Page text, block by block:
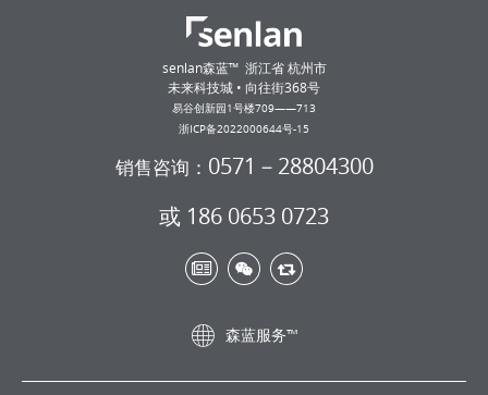
senlan森蓝™ 浙江省 杭州市
未来科技城 • 向往街368号
易谷创新园1号楼709——713
浙ICP备2022000644号-15
销售咨询： 0571－28804300
或 186 0653 0723
森蓝服务™